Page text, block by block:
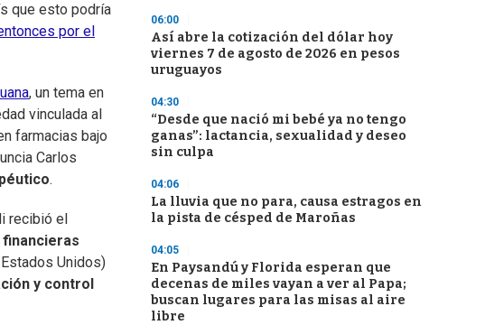
que esto podría
por el
, un tema en
vinculada al
farmacias bajo
Carlos
.
recibió el
Unidos)
y control
06:00
Así abre la cotización del dólar hoy
viernes 7 de agosto de 2026 en pesos
uruguayos
04:30
“Desde que nació mi bebé ya no tengo
ganas”: lactancia, sexualidad y deseo
sin culpa
04:06
La lluvia que no para, causa estragos en
la pista de césped de Maroñas
04:05
En Paysandú y Florida esperan que
decenas de miles vayan a ver al Papa;
buscan lugares para las misas al aire
libre